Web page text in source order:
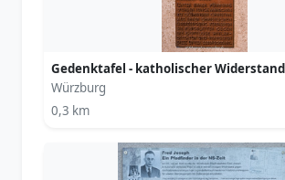
Gedenktafel - katholischer Widerstand
Würzburg
0,3 km